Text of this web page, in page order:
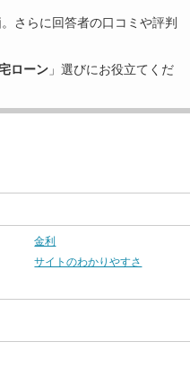
。さらに回答者の口コミや評判
ローン 」選びにお役立てくだ
金利
サイトのわかりやすさ